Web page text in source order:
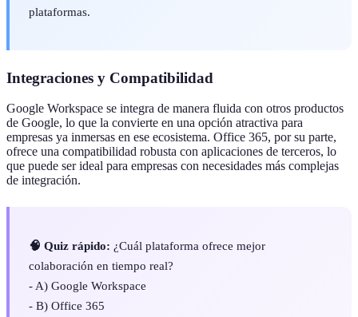
plataformas.
Integraciones y Compatibilidad
Google Workspace se integra de manera fluida con otros productos
de Google, lo que la convierte en una opción atractiva para
empresas ya inmersas en ese ecosistema. Office 365, por su parte,
ofrece una compatibilidad robusta con aplicaciones de terceros, lo
que puede ser ideal para empresas con necesidades más complejas
de integración.
🧠 Quiz rápido: ¿Cuál plataforma ofrece mejor
colaboración en tiempo real?
- A) Google Workspace
- B) Office 365